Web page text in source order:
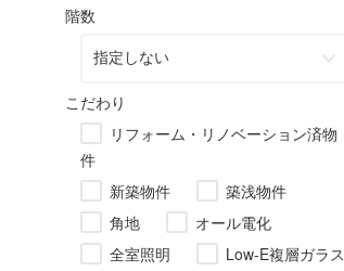
階数
こだわり
リフォーム・リノベーション済物
件
新築物件
築浅物件
角地
オール電化
全室照明
Low-E複層ガラス